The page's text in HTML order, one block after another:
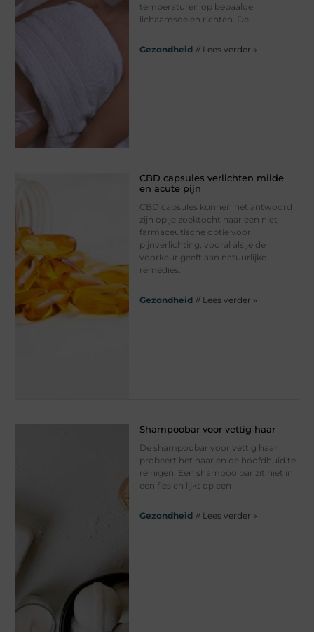
temperaturen op bepaalde
lichaamsdelen richten. De
Gezondheid // Lees verder »
CBD capsules verlichten milde
en acute pijn
CBD capsules kunnen het antwoord
zijn op je zoektocht naar een niet
farmaceutische optie voor
pijnverlichting, vooral als je de
voorkeur geeft aan natuurlijke
remedies.
Gezondheid // Lees verder »
Shampoobar voor vettig haar
De shampoobar voor vettig haar
probeert het haar en de hoofdhuid te
reinigen. Een shampoo bar zit niet in
een fles en lijkt op een
Gezondheid // Lees verder »